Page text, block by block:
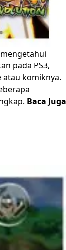
pada PS3,
atau komiknya.
Baca Juga